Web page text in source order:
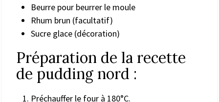
Beurre pour beurrer le moule
Rhum brun (facultatif)
Sucre glace (décoration)
Préparation de la recette
de pudding nord :
Préchauffer le four à 180°C.